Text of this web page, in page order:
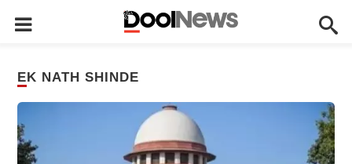
EK NATH SHINDE